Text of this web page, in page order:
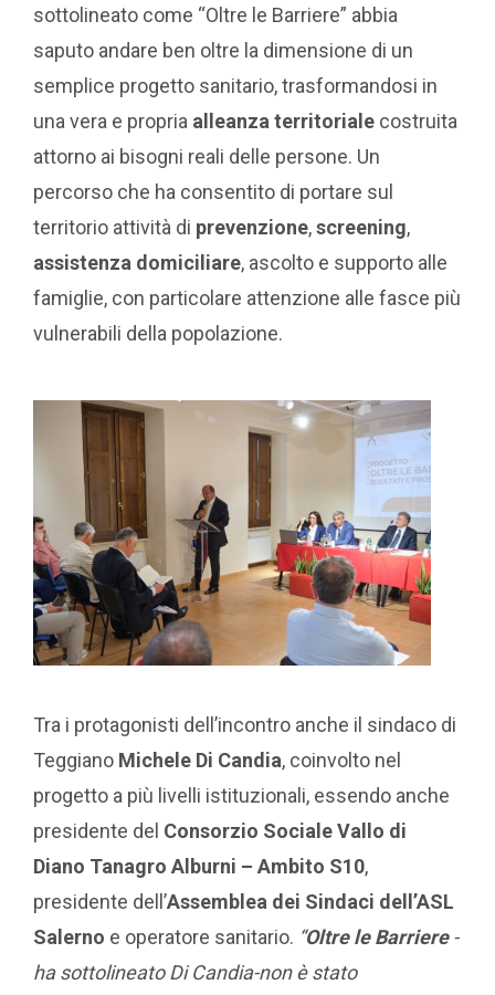
sottolineato come “Oltre le Barriere” abbia
saputo andare ben oltre la dimensione di un
semplice progetto sanitario, trasformandosi in
una vera e propria alleanza territoriale costruita
attorno ai bisogni reali delle persone. Un
percorso che ha consentito di portare sul
territorio attività di prevenzione,screening,
assistenza domiciliare, ascolto e supporto alle
famiglie, con particolare attenzione alle fasce più
vulnerabili della popolazione.
Tra i protagonisti dell’incontro anche il sindaco di
Teggiano Michele Di Candia, coinvolto nel
progetto a più livelli istituzionali, essendo anche
presidente del Consorzio Sociale Vallo di
Diano Tanagro Alburni – Ambito S10,
presidente dell’Assemblea dei Sindaci dell’ASL
Salerno e operatore sanitario. “Oltre le Barriere-
ha sottolineato Di Candia-non è stato